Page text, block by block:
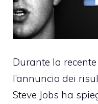
Durante la
l’annuncio dei
Steve Jobs ha